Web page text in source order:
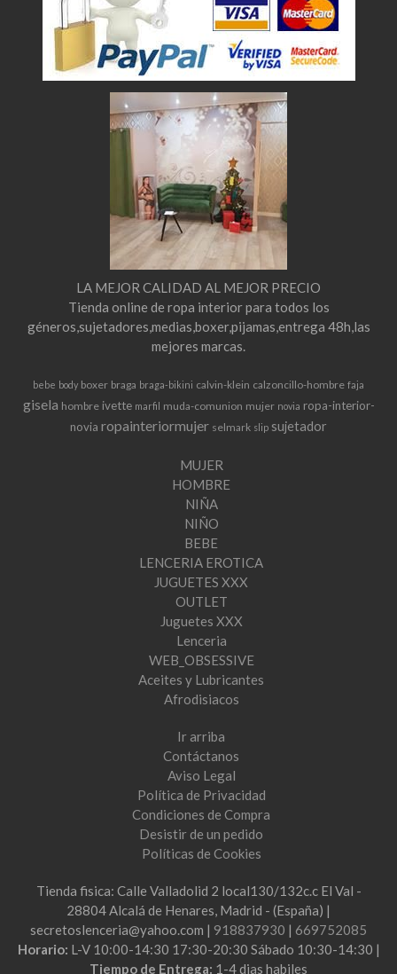
LA MEJOR CALIDAD AL MEJOR PRECIO
Tienda online de ropa interior para todos los
géneros,sujetadores,medias,boxer,pijamas,entrega 48h,las
mejores marcas.
bebe body boxer braga braga-bikini calvin-klein calzoncillo-hombre faja
gisela hombre ivette marfil muda-comunion mujer novia ropa-interior-
novia ropainteriormujer selmark slip sujetador
MUJER
HOMBRE
NIÑA
NIÑO
BEBE
LENCERIA EROTICA
JUGUETES XXX
OUTLET
Juguetes XXX
Lenceria
WEB_OBSESSIVE
Aceites y Lubricantes
Afrodisiacos
Ir arriba
Contáctanos
Aviso Legal
Política de Privacidad
Condiciones de Compra
Desistir de un pedido
Políticas de Cookies
Tienda fisica: Calle Valladolid 2 local130/132c.c El Val -
28804 Alcalá de Henares, Madrid - (España) |
secretoslenceria@yahoo.com | 918837930 | 669752085
Horario: L-V 10:00-14:30 17:30-20:30 Sábado 10:30-14:30 |
Tiempo de Entrega: 1-4 dias habiles